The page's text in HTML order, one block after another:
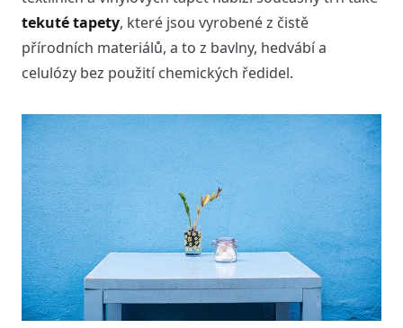
tekuté tapety, které jsou vyrobené z čistě
přírodních materiálů, a to z bavlny, hedvábí a
celulózy bez použití chemických ředidel.